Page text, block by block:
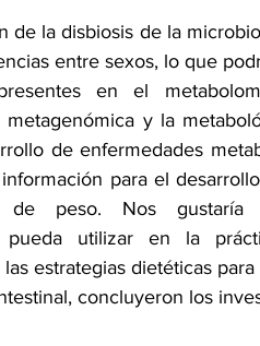
de la disbiosis de la
entre sexos, lo que
en el
y la
de enfermedades
para el
peso. Nos gustaría
pueda utilizar en la
estrategias dietéticas
concluyeron los